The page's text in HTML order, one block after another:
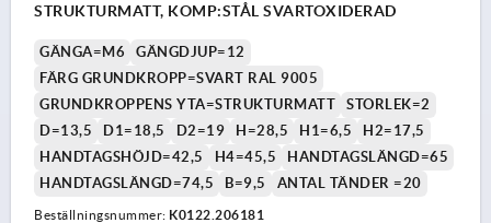
STRUKTURMATT, KOMP:STÅL SVARTOXIDERAD
GÄNGA=M6
GÄNGDJUP=12
FÄRG GRUNDKROPP=SVART RAL 9005
GRUNDKROPPENS YTA=STRUKTURMATT
STORLEK=2
D=13,5
D1=18,5 D2=19 H=28,5 H1=6,5
H2=17,5
HANDTAGSHÖJD=42,5
H4=45,5
HANDTAGSLÄNGD=65
HANDTAGSLÄNGD=74,5
B=9,5 ANTAL TÄNDER =20
Beställningsnummer: K0122.206181